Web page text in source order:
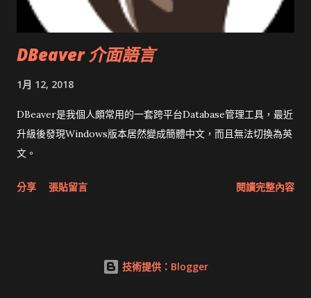
DBeaver 介面語言
1月 12, 2018
DBeaver是我個人頗常用的一套跨平台Database管理工具，最近
升級後發現Windows版本居然變成簡體中文，而且無法切換為英
文。
分享 張貼留言 閱讀完整內容
技術提供：Blogger